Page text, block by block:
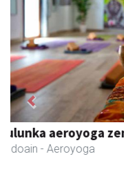
Bengoetxea
Andoain - Autoeskolak
Previous